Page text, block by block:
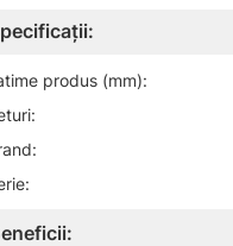
produs (mm):